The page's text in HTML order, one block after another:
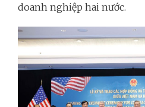
doanh nghiệp hai nước.